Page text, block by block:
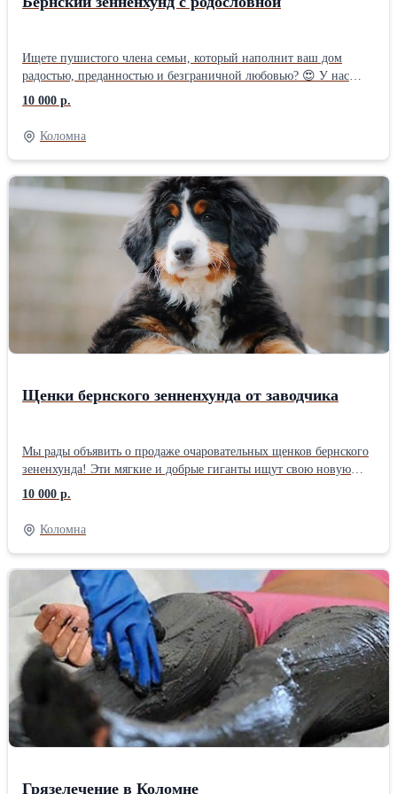
Ищете пушистого члена семьи, который наполнит ваш дом
радостью, преданностью и безграничной любовью? 😍 У нас
появились замечательные малыши Бернского Зененхунда –
настоящие представители породы с прекрасной родословной,
крепким здоровьем и чудесным характером! 🐾 Если вы готовы
подарить дом и любящую семью нашему малышу, свяжитесь с
нами! Мы с удовольствием ответим на все ваши вопросы и
поможем выбрать щенка, который идеально подойдет именно
10 000 р.
Коломна
Щенки бернского зенненхунда от заводчика
Мы рады объявить о продаже очаровательных щенков бернского
зененхунда! Эти мягкие и добрые гиганты ищут свою новую
семью! Бернский зененхунд – это замечательная порода для
семей с детьми. Они отличаются дружелюбным характером,
умом и преданностью. Эти собаки станут отличными
компаньонами и защитниками вашего дома. Не упустите
возможность стать владельцем верного друга!
10 000 р.
Коломна
Грязелечение в Коломне